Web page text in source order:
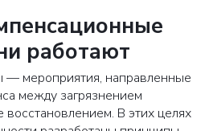
работают
мероприятия, направленные
между загрязнением
В этих целях